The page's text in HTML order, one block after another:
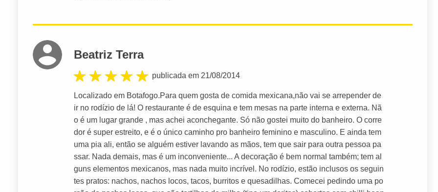
Beatriz Terra
publicada em 21/08/2014
Localizado em Botafogo.Para quem gosta de comida mexicana,não vai se arrepender de
ir no rodízio de lá! O restaurante é de esquina e tem mesas na parte interna e externa. Nã
o é um lugar grande , mas achei aconchegante. Só não gostei muito do banheiro. O corre
dor é super estreito, e é o único caminho pro banheiro feminino e masculino. E ainda tem
uma pia ali, então se alguém estiver lavando as mãos, tem que sair para outra pessoa pa
ssar. Nada demais, mas é um inconveniente... A decoração é bem normal também; tem al
guns elementos mexicanos, mas nada muito incrível. No rodízio, estão inclusos os seguin
tes pratos: nachos, nachos locos, tacos, burritos e quesadilhas. Comecei pedindo uma po